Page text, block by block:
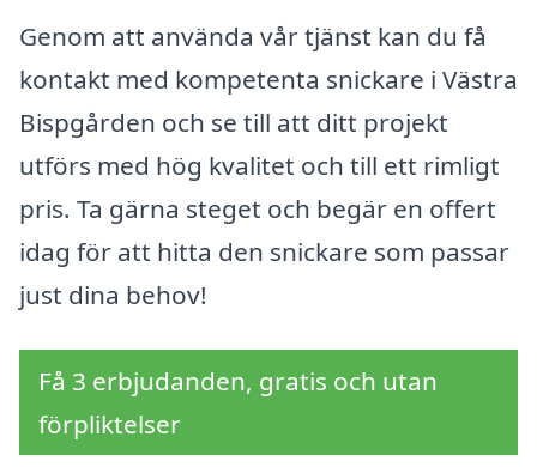
Genom att använda vår tjänst kan du få
kontakt med kompetenta snickare i Västra
Bispgården och se till att ditt projekt
utförs med hög kvalitet och till ett rimligt
pris. Ta gärna steget och begär en offert
idag för att hitta den snickare som passar
just dina behov!
Få 3 erbjudanden, gratis och utan
förpliktelser